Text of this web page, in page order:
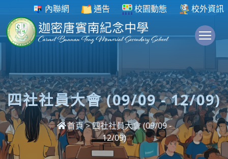
內聯網 通告 校園動態 校外資訊
四社社員大會 (09/09 - 12/09)
首頁>四社社員大會 (09/09 -
12/09)